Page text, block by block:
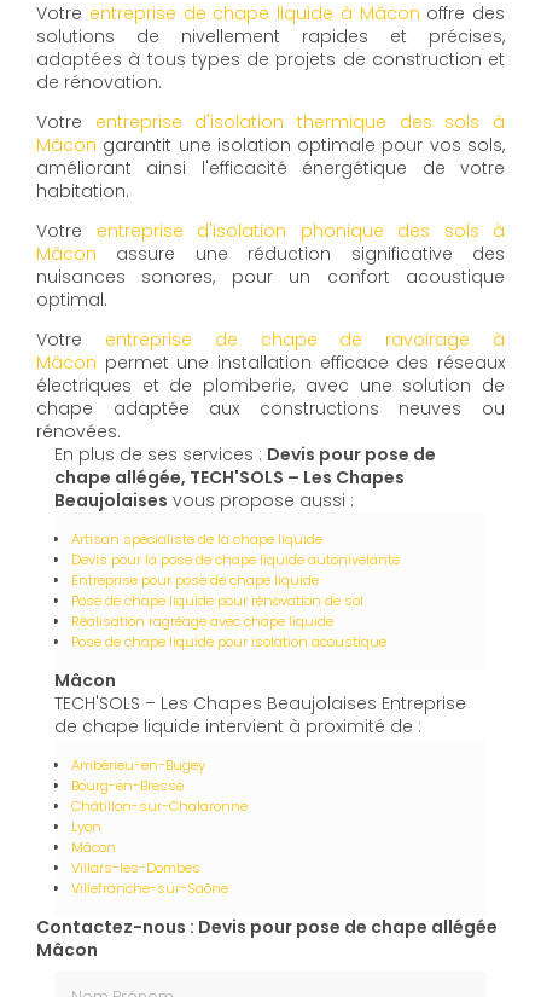
Votre entreprise de chape liquide à Mâcon offre des
solutions de nivellement rapides et précises,
adaptées à tous types de projets de construction et
de rénovation.
Votre entreprise d'isolation thermique des sols à
Mâcon garantit une isolation optimale pour vos sols,
améliorant ainsi l'efficacité énergétique de votre
habitation.
Votre entreprise d'isolation phonique des sols à
Mâcon assure une réduction significative des
nuisances sonores, pour un confort acoustique
optimal.
Votre entreprise de chape de ravoirage à
Mâcon permet une installation efficace des réseaux
électriques et de plomberie, avec une solution de
chape adaptée aux constructions neuves ou
rénovées.
En plus de ses services : Devis pour pose de
chape allégée, TECH'SOLS – Les Chapes
Beaujolaises vous propose aussi :
Artisan spécialiste de la chape liquide
Devis pour la pose de chape liquide autonivelante
Entreprise pour pose de chape liquide
Pose de chape liquide pour rénovation de sol
Réalisation ragréage avec chape liquide
Pose de chape liquide pour isolation acoustique
Mâcon
TECH'SOLS – Les Chapes Beaujolaises Entreprise
de chape liquide intervient à proximité de :
Ambérieu-en-Bugey
Bourg-en-Bresse
Châtillon-sur-Chalaronne
Lyon
Mâcon
Villars-les-Dombes
Villefranche-sur-Saône
Contactez-nous : Devis pour pose de chape allégée
Mâcon